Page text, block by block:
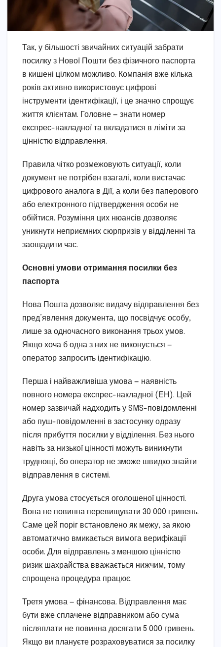
Так, у більшості звичайних ситуацій забрати
посилку з Нової Пошти без фізичного паспорта
в кишені цілком можливо. Компанія вже кілька
років активно використовує цифрові
інструменти ідентифікації, і це значно спрощує
життя клієнтам. Головне — знати номер
експрес-накладної та вкладатися в ліміти за
цінністю відправлення.
Правила чітко розмежовують ситуації, коли
документ не потрібен взагалі, коли вистачає
цифрового аналога в Дії, а коли без паперового
або електронного підтвердження особи не
обійтися. Розуміння цих нюансів дозволяє
уникнути неприємних сюрпризів у відділенні та
заощадити час.
Основні умови отримання посилки без
паспорта
Нова Пошта дозволяє видачу відправлення без
пред’явлення документа, що посвідчує особу,
лише за одночасного виконання трьох умов.
Якщо хоча б одна з них не виконується —
оператор запросить ідентифікацію.
Перша і найважливіша умова — наявність
повного номера експрес-накладної (ЕН). Цей
номер зазвичай надходить у SMS-повідомленні
або пуш-повідомленні в застосунку одразу
після прибуття посилки у відділення. Без нього
навіть за низької цінності можуть виникнути
труднощі, бо оператор не зможе швидко знайти
відправлення в системі.
Друга умова стосується оголошеної цінності.
Вона не повинна перевищувати 30 000 гривень.
Саме цей поріг встановлено як межу, за якою
автоматично вмикається вимога верифікації
особи. Для відправлень з меншою цінністю
ризик шахрайства вважається нижчим, тому
спрощена процедура працює.
Третя умова — фінансова. Відправлення має
бути вже сплачене відправником або сума
післяплати не повинна досягати 5 000 гривень.
Якщо ви плануєте розраховуватися за посилку